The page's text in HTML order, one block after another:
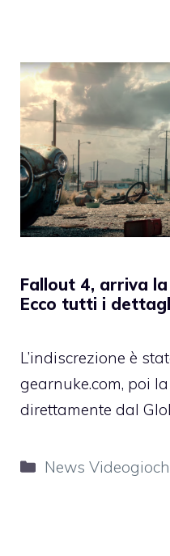
Fallout 4, arriva
Ecco tutti i
L’indiscrezione è
gearnuke.com, poi
direttamente dal
Categorie
News